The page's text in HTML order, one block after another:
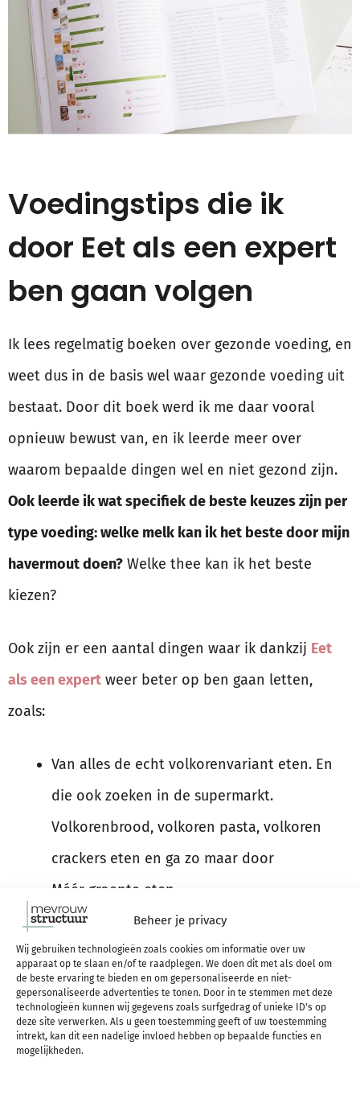
Beheer je privacy
Wij gebruiken technologieën zoals cookies om informatie over uw
apparaat op te slaan en/of te raadplegen. We doen dit met als doel om
de beste ervaring te bieden en om gepersonaliseerde en niet-
gepersonaliseerde advertenties te tonen. Door in te stemmen met deze
technologieën kunnen wij gegevens zoals surfgedrag of unieke ID's op
deze site verwerken. Als u geen toestemming geeft of uw toestemming
intrekt, kan dit een nadelige invloed hebben op bepaalde functies en
mogelijkheden.
Voedingstips die ik
door Eet als een expert
ben gaan volgen
Ik lees regelmatig boeken over gezonde voeding, en
weet dus in de basis wel waar gezonde voeding uit
bestaat. Door dit boek werd ik me daar vooral
opnieuw bewust van, en ik leerde meer over
waarom bepaalde dingen wel en niet gezond zijn.
Ook leerde ik wat specifiek de beste keuzes zijn per
type voeding: welke melk kan ik het beste door mijn
havermout doen? Welke thee kan ik het beste
kiezen?
Ook zijn er een aantal dingen waar ik dankzij Eet
als een expert weer beter op ben gaan letten,
zoals:
Van alles de echt volkorenvariant eten. En
die ook zoeken in de supermarkt.
Volkorenbrood, volkoren pasta, volkoren
crackers eten en ga zo maar door
Méér groente eten
Kiezen voor gezonder broodbeleg
Minder sap drinken en meer fruit eten
Meer gezonde tussendoortjes eten
Minder rood vlees eten